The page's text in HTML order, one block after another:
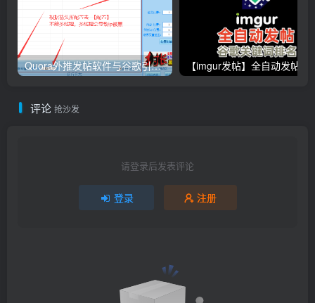
Quora外推发帖软件与谷歌引流协议软件，推广_营销软件
评论 抢沙发
请登录后发表评论
登录 注册